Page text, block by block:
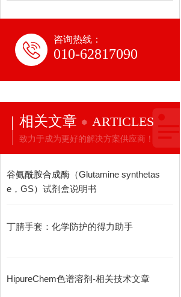
咨询热线：
010-62817090
相关文章 ARTICLES
致力于成为更好的解决方案供应商！
谷氨酰胺合成酶（Glutamine synthetas
e，GS）试剂盒说明书
丁腈手套：化学防护的得力助手
HipureChem色谱溶剂-相关技术文章